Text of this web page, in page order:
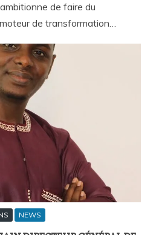
de faire du
de transformation…
NEWS